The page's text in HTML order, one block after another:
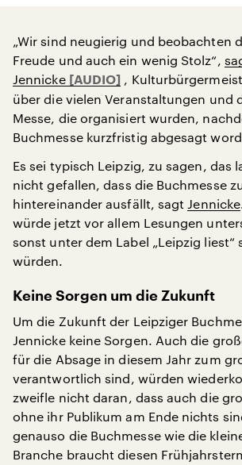
„Wir sind neugierig und beobachten
Freude und auch ein wenig Stolz“,
Jennicke
,
über die vielen Veranstaltungen und
Messe, die organisiert wurden,
Buchmesse kurzfristig abgesagt
Es sei typisch Leipzig, zu sagen, das
nicht gefallen, dass die Buchmesse
hintereinander ausfällt, sagtJennicke
würde jetzt vor allem Lesungen
sonst unter dem Label „Leipzig liest“
würden.
Keine Sorgen um die Zukunft
Um die Zukunft der Leipziger
Jennicke keine Sorgen. Auch die
für die Absage in diesem Jahr zum
verantwortlich sind, würden
zweifle nicht daran, dass auch die
ohne ihr Publikum am Ende nichts
genauso die Buchmesse wie die
Branche braucht diesen